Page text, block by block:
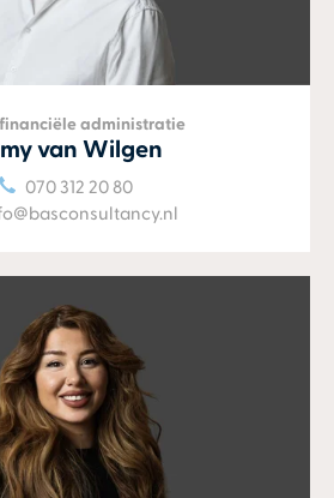
administratie
van Wilgen
070 312 20 80